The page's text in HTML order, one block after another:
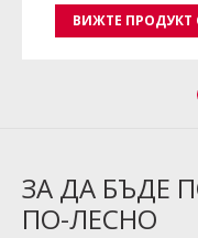
ВИЖТЕ ПРОДУКТ
ЗА ДА БЪДЕ
ПО-ЛЕСНО